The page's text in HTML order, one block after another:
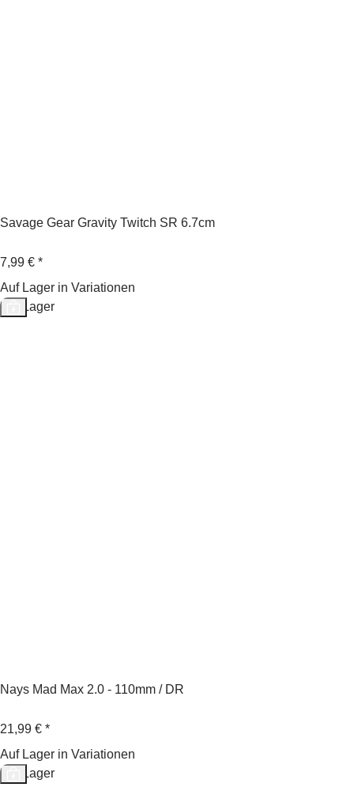
Savage Gear Gravity Twitch SR 6.7cm
7,99 € *
Auf Lager in Variationen
Auf Lager
Nays Mad Max 2.0 - 110mm / DR
21,99 € *
Auf Lager in Variationen
Auf Lager